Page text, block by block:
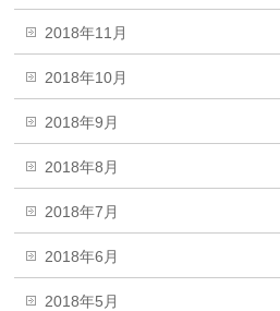
2018年11月
2018年10月
2018年9月
2018年8月
2018年7月
2018年6月
2018年5月